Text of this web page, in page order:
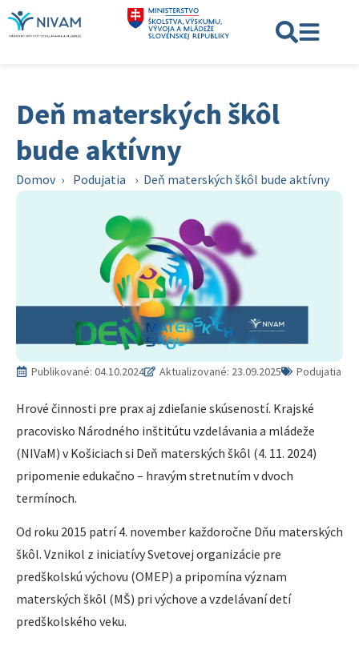
Deň materských škôl
bude aktívny
Domov › Podujatia › Deň materských škôl bude aktívny
Publikované: 04.10.2024 Aktualizované: 23.09.2025 Podujatia
Hrové činnosti pre prax aj zdieľanie skúseností. Krajské
pracovisko Národného inštitútu vzdelávania a mládeže
(NIVaM) v Košiciach si Deň materských škôl (4. 11. 2024)
pripomenie edukačno – hravým stretnutím v dvoch
termínoch.
Od roku 2015 patrí 4. november každoročne Dňu materských
škôl. Vznikol z iniciatívy Svetovej organizácie pre
predškolskú výchovu (OMEP) a pripomína význam
materských škôl (MŠ) pri výchove a vzdelávaní detí
predškolského veku.